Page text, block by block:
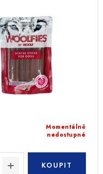
Momentálně
nedostupné